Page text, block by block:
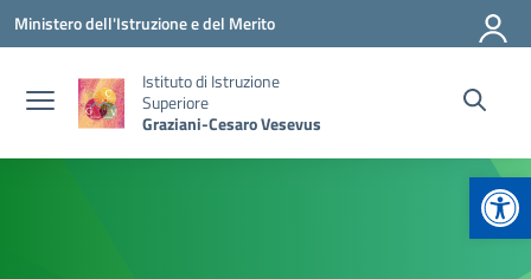
Vai ai contenuti
Vai al menu di navigazione
Vai al footer
Ministero dell'Istruzione e del Merito
Istituto di Istruzione
Superiore
Graziani-Cesaro Vesevus